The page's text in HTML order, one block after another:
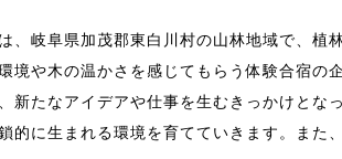
、岐阜県加茂郡東白川村の山林地域で、
や木の温かさを感じてもらう体験合宿の
新たなアイデアや仕事を生むきっかけと
的に生まれる環境を育てていきます。ま